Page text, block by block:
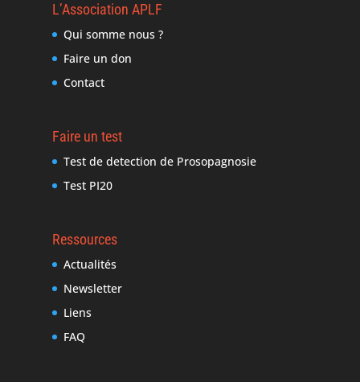
L’Association APLF
Qui somme nous ?
Faire un don
Contact
Faire un test
Test de detection de Prosopagnosie
Test PI20
Ressources
Actualités
Newsletter
Liens
FAQ